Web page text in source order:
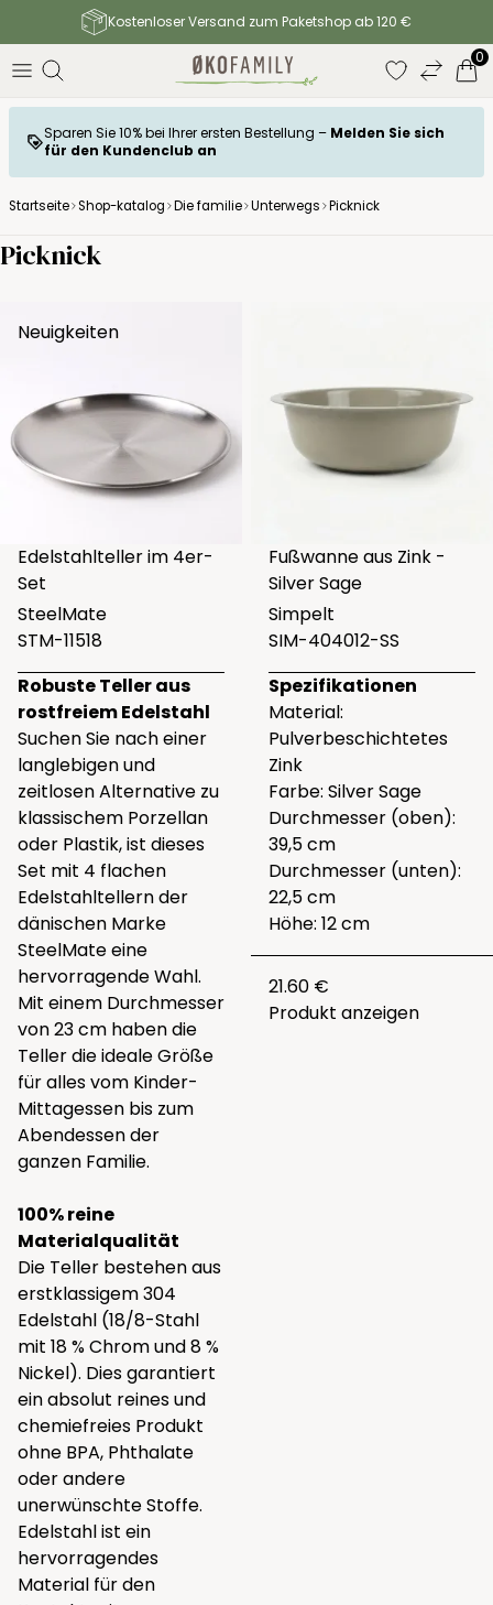
Kostenloser Versand zum Paketshop ab 120 €
0
Sparen Sie 10% bei Ihrer ersten Bestellung – Melden Sie sich
für den Kundenclub an
Startseite Shop-katalog Die familie Unterwegs Picknick
Picknick
Neuigkeiten
Edelstahlteller im 4er-
Set
SteelMate
STM-11518
Robuste Teller aus
rostfreiem Edelstahl
Suchen Sie nach einer
langlebigen und
zeitlosen Alternative zu
klassischem Porzellan
oder Plastik, ist dieses
Set mit 4 flachen
Edelstahltellern der
dänischen Marke
SteelMate eine
hervorragende Wahl.
Mit einem Durchmesser
von 23 cm haben die
Teller die ideale Größe
für alles vom Kinder-
Mittagessen bis zum
Abendessen der
ganzen Familie.
100% reine
Materialqualität
Die Teller bestehen aus
erstklassigem 304
Edelstahl (18/8-Stahl
mit 18 % Chrom und 8 %
Nickel). Dies garantiert
ein absolut reines und
chemiefreies Produkt
ohne BPA, Phthalate
oder andere
unerwünschte Stoffe.
Edelstahl ist ein
hervorragendes
Material für den
Fußwanne aus Zink -
Silver Sage
Simpelt
SIM-404012-SS
Spezifikationen
Material:
Pulverbeschichtetes
Zink
Farbe: Silver Sage
Durchmesser (oben):
39,5 cm
Durchmesser (unten):
22,5 cm
Höhe: 12 cm
21.60 €
Produkt anzeigen